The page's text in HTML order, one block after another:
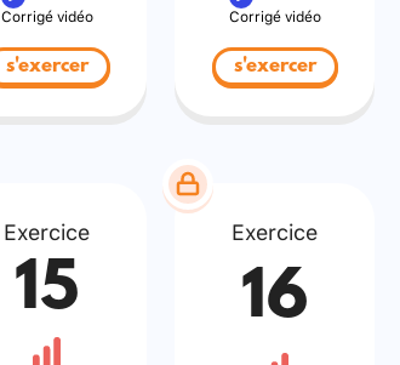
Corrigé vidéo
s'exercer
Corrigé vidéo
s'exercer
Exercice
15
Exercice
16